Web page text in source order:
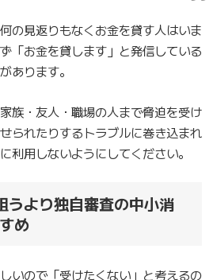
の見返りもなくお金を貸す人はいま
「お金を貸します」と発信している
あります。
族・友人・職場の人まで脅迫を受け
られたりするトラブルに巻き込まれ
利用しないようにしてください。
うより独自審査の中小消
め
いので「受けたくない」と考えるの